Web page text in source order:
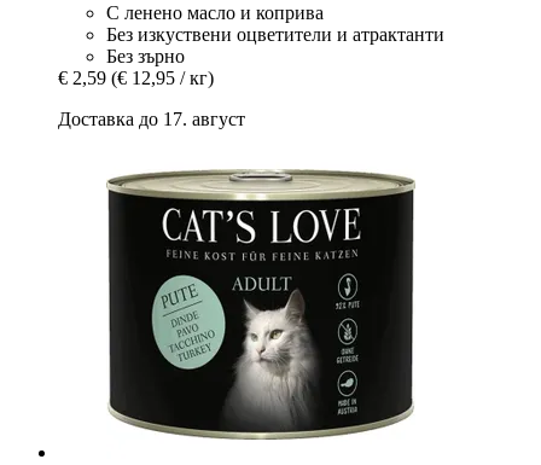
С ленено масло и коприва
Без изкуствени оцветители и атрактанти
Без зърно
€ 2,59 (€ 12,95 / кг)
Доставка до 17. август